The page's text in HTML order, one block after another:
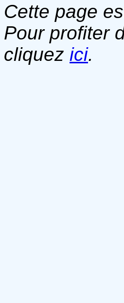
Cette page
Pour profiter
cliquez ici.